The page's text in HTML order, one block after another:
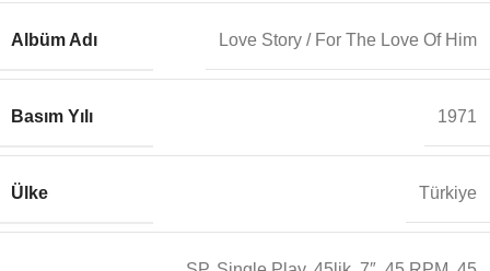
Albüm Adı Love Story / For The Love Of Him
Basım Yılı 1971
Ülke Türkiye